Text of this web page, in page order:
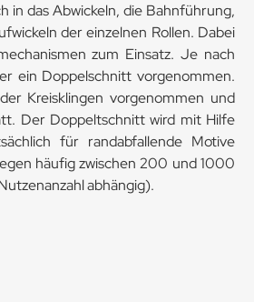
in das Abwickeln, die Bahnführung,
der einzelnen Rollen. Dabei
zum Einsatz. Je nach
ein Doppelschnitt vorgenommen.
Kreisklingen vorgenommen und
Der Doppeltschnitt wird mit Hilfe
für randabfallende Motive
häufig zwischen 200 und 1000
abhängig).